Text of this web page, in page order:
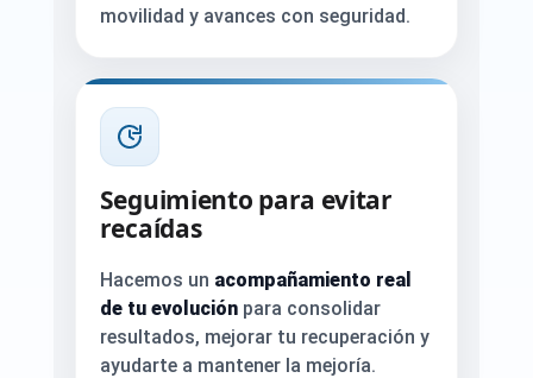
movilidad y avances con seguridad.
Seguimiento para evitar
recaídas
Hacemos un acompañamiento real
de tu evoluciónpara consolidar
resultados, mejorar tu recuperación y
ayudarte a mantener la mejoría.